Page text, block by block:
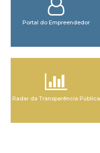
Portal do Empreendedor
Radar da Transparência Pública